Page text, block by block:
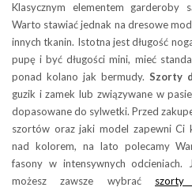
Klasycznym elementem garderoby
Warto stawiać jednak na dresowe
innych tkanin. Istotna jest długość
pupę i być długości mini, mieć
ponad kolano jak bermudy. Szorty
guzik i zamek lub związywane w
dopasowane do sylwetki. Przed
szortów oraz jaki model zapewni Ci
nad kolorem, na lato polecamy
fasony w intensywnych
możesz zawsze wybrać szorty